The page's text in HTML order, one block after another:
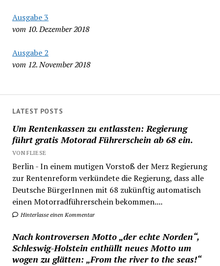
Ausgabe 3
vom 10. Dezember 2018
Ausgabe 2
vom 12. November 2018
LATEST POSTS
Um Rentenkassen zu entlassten: Regierung
führt gratis Motorad Führerschein ab 68 ein.
VON FLIESE
Berlin - In einem mutigen Vorstoß der Merz Regierung
zur Rentenreform verkündete die Regierung, dass alle
Deutsche BürgerInnen mit 68 zukünftig automatisch
einen Motorradführerschein bekommen....
Hinterlasse einen Kommentar
Nach kontroversen Motto „der echte Norden“,
Schleswig-Holstein enthüllt neues Motto um
wogen zu glätten: „From the river to the seas!“